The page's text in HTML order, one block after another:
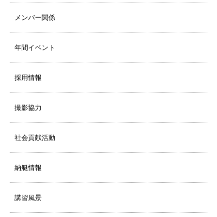
メンバー関係
年間イベント
採用情報
撮影協力
社会貢献活動
納艇情報
講習風景